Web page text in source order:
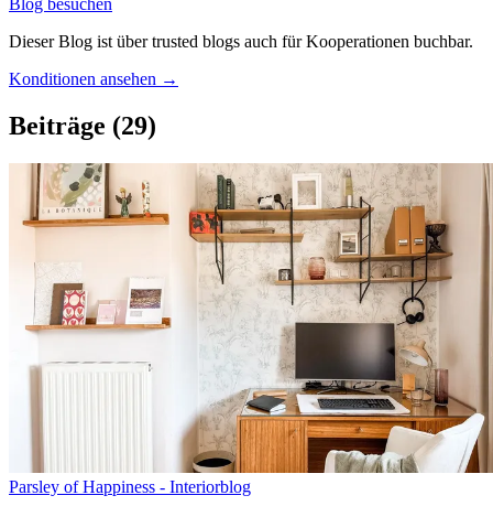
Blog besuchen
Dieser Blog ist über trusted blogs auch für Kooperationen buchbar.
Konditionen ansehen →
Beiträge (29)
Parsley of Happiness - Interiorblog